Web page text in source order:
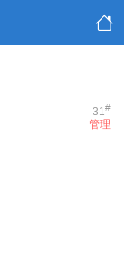
31#
管理